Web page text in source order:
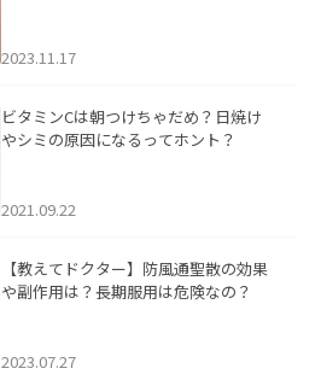
2023.11.17
ビタミンCは朝つけちゃだめ？日焼け
やシミの原因になるってホント？
2021.09.22
【教えてドクター】防風通聖散の効果
や副作用は？長期服用は危険なの？
2023.07.27